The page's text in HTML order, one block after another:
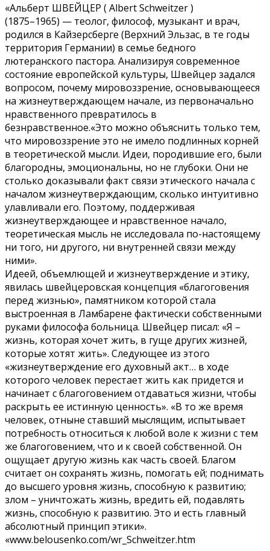
«Альберт ШВЕЙЦЕР ( Albert Schweitzer )
(1875–1965) — теолог, философ, музыкант и врач,
родился в Кайзерсберге (Верхний Эльзас, в те годы
территория Германии) в семье бедного
лютеранского пастора. Анализируя современное
состояние европейской культуры, Швейцер задался
вопросом, почему мировоззрение, основывающееся
на жизнеутверждающем начале, из первоначально
нравственного превратилось в
безнравственное.«Это можно объяснить только тем,
что мировоззрение это не имело подлинных корней
в теоретической мысли. Идеи, породившие его, были
благородны, эмоциональны, но не глубоки. Они не
столько доказывали факт связи этического начала с
началом жизнеутверждающим, сколько интуитивно
улавливали его. Поэтому, поддерживая
жизнеутверждающее и нравственное начало,
теоретическая мысль не исследовала по-настоящему
ни того, ни другого, ни внутренней связи между
ними».
Идеей, объемлющей и жизнеутверждение и этику,
явилась швейцеровская концепция «благоговения
перед жизнью», памятником которой стала
выстроенная в Ламбарене фактически собственными
руками философа больница. Швейцер писал: «Я –
жизнь, которая хочет жить, в гуще других жизней,
которые хотят жить». Следующее из этого
«жизнеутверждение его духовный акт… в ходе
которого человек перестает жить как придется и
начинает с благоговением отдаваться жизни, чтобы
раскрыть ее истинную ценность». «В то же время
человек, отныне ставший мыслящим, испытывает
потребность относиться к любой воле к жизни с тем
же благоговением, что и к своей собственной. Он
ощущает другую жизнь как часть своей. Благом
считает он сохранять жизнь, помогать ей; поднимать
до высшего уровня жизнь, способную к развитию;
злом – уничтожать жизнь, вредить ей, подавлять
жизнь, способную к развитию. Это и есть главный
абсолютный принцип этики».
«www.belousenko.com/wr_Schweitzer.htm